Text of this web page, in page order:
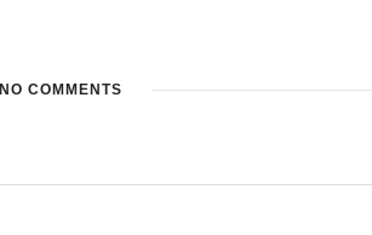
NO COMMENTS